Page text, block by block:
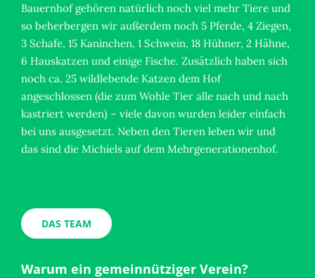
Bauernhof gehören natürlich noch viel mehr Tiere und
so beherbergen wir außerdem noch 5 Pferde, 4 Ziegen,
3 Schafe, 15 Kaninchen, 1 Schwein, 18 Hühner, 2 Hähne,
6 Hauskatzen und einige Fische. Zusätzlich haben sich
noch ca. 25 wildlebende Katzen dem Hof
angeschlossen (die zum Wohle Tier alle nach und nach
kastriert werden) – viele davon wurden leider einfach
bei uns ausgesetzt. Neben den Tieren leben wir und
das sind die Michiels auf dem Mehrgenerationenhof.
DAS TEAM
Warum ein gemeinnütziger Verein?